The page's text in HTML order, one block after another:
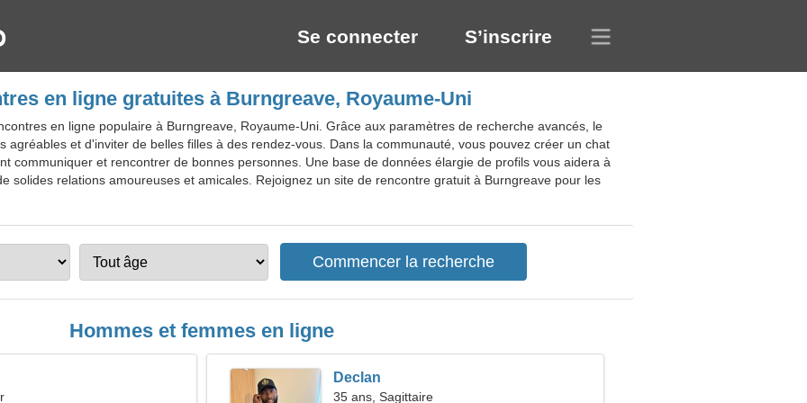
Se connecter S’inscrire
en ligne gratuites à Burngreave, Royaume-Uni
en ligne populaire à Burngreave, Royaume-Uni. Grâce aux paramètres de recherche avancés, le
agréables et d'inviter de belles filles à des rendez-vous. Dans la communauté, vous pouvez créer un chat
communiquer et rencontrer de bonnes personnes. Une base de données élargie de profils vous aidera à
solides relations amoureuses et amicales. Rejoignez un site de rencontre gratuit à Burngreave pour les
Hommes et femmes en ligne
Declan
35 ans, Sagittaire